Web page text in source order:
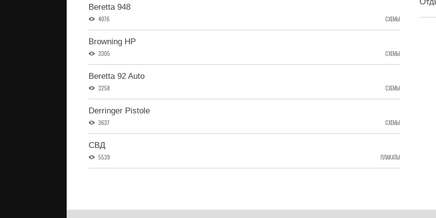
Beretta 948
4076 СХЕМЫ
Browning HP
3305 СХЕМЫ
Beretta 92 Auto
3258 СХЕМЫ
Derringer Pistole
3637 СХЕМЫ
СВД
5539 ПЛАКАТЫ